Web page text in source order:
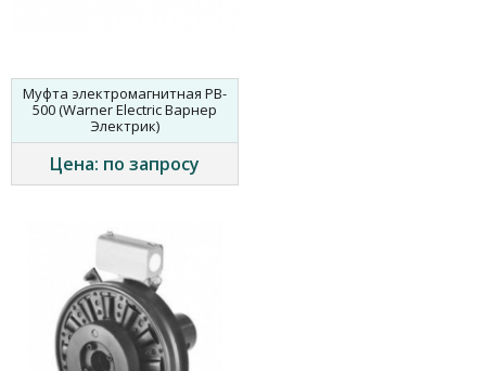
Муфта электромагнитная PB-
500 (Warner Electric Варнер
Электрик)
Цена: по запросу